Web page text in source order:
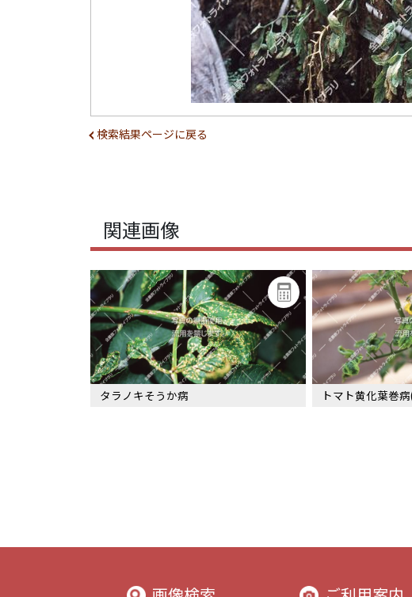
検索結果ページに戻る
関連画像
タラノキそうか病 トマト黄化葉巻